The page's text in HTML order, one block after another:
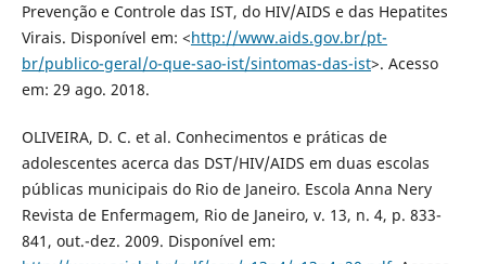
Prevenção e Controle das IST, do HIV/AIDS e das Hepatites
Virais. Disponível em: <http://www.aids.gov.br/pt-
br/publico-geral/o-que-sao-ist/sintomas-das-ist>. Acesso
em: 29 ago. 2018.
OLIVEIRA, D. C. et al. Conhecimentos e práticas de
adolescentes acerca das DST/HIV/AIDS em duas escolas
públicas municipais do Rio de Janeiro. Escola Anna Nery
Revista de Enfermagem, Rio de Janeiro, v. 13, n. 4, p. 833-
841, out.-dez. 2009. Disponível em: